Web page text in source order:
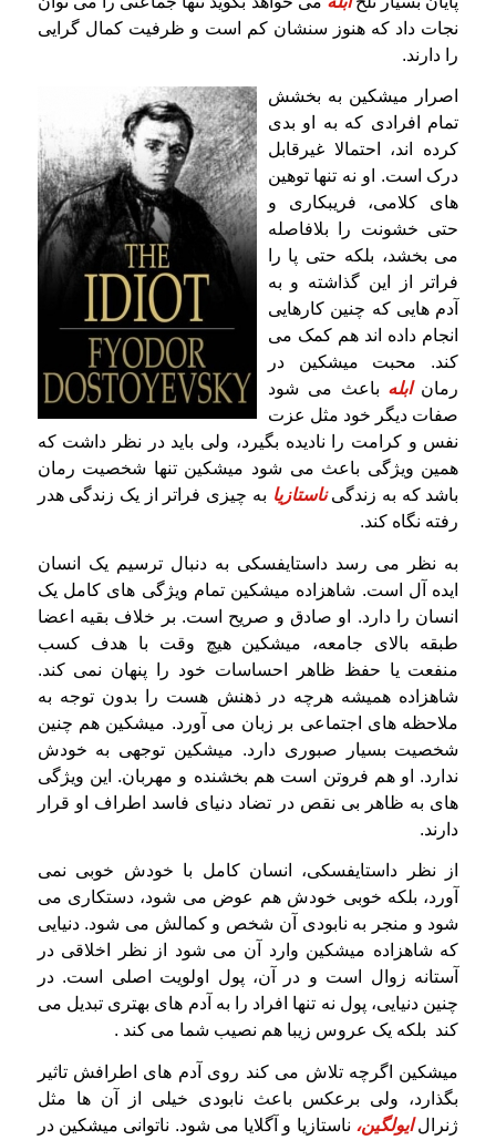
نجات داد که هنوز سنشان کم است و ظرفیت کمال گرایی
را دارند.
اصرار میشکین به بخشش
تمام افرادی که به او بدی
کرده اند، احتمالا غیرقابل
درک است. او نه تنها توهین
های کلامی، فریبکاری و
حتی خشونت را بلافاصله
می بخشد، بلکه حتی پا را
فراتر از این گذاشته و به
آدم هایی که چنین کارهایی
انجام داده اند هم کمک می
کند. محبت میشکین در
رمانابله باعث می شود
صفات دیگر خود مثل عزت
نفس و کرامت را نادیده بگیرد، ولی باید در نظر داشت که
همین ویژگی باعث می شود میشکین تنها شخصیت رمان
باشد که به زندگیناستازیا به چیزی فراتر از یک زندگی هدر
رفته نگاه کند.
به نظر می رسد داستایفسکی به دنبال ترسیم یک انسان
ایده آل است. شاهزاده میشکین تمام ویژگی های کامل یک
انسان را دارد. او صادق و صریح است. بر خلاف بقیه اعضا
طبقه بالای جامعه، میشکین هیچ وقت با هدف کسب
منفعت یا حفظ ظاهر احساسات خود را پنهان نمی کند.
شاهزاده همیشه هرچه در ذهنش هست را بدون توجه به
ملاحظه های اجتماعی بر زبان می آورد. میشکین هم چنین
شخصیت بسیار صبوری دارد. میشکین توجهی به خودش
ندارد. او هم فروتن است هم بخشنده و مهربان. این ویژگی
های به ظاهر بی نقص در تضاد دنیای فاسد اطراف او قرار
دارند.
از نظر داستایفسکی، انسان کامل با خودش خوبی نمی
آورد، بلکه خوبی خودش هم عوض می شود، دستکاری می
شود و منجر به نابودی آن شخص و کمالش می شود. دنیایی
که شاهزاده میشکین وارد آن می شود از نظر اخلاقی در
آستانه زوال است و در آن، پول اولویت اصلی است. در
چنین دنیایی، پول نه تنها افراد را به آدم های بهتری تبدیل می
کند بلکه یک عروس زیبا هم نصیب شما می کند .
میشکین اگرچه تلاش می کند روی آدم های اطرافش تاثیر
بگذارد، ولی برعکس باعث نابودی خیلی از آن ها مثل
ژنرالایولگین، ناستازیا و آگلایا می شود. ناتوانی میشکین در